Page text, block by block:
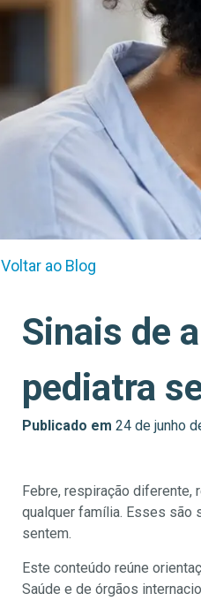
Voltar ao Blog
Sinais de
pediatra
Publicado em 24 de junho
Febre, respiração diferente,
qualquer família. Esses são
sentem.
Este conteúdo reúne
Saúde e de órgãos